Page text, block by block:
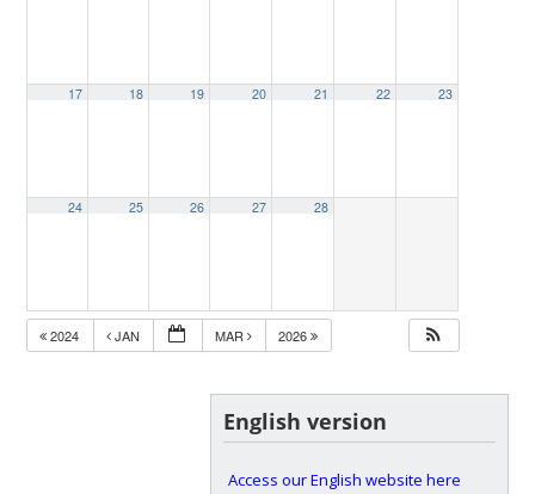
17 18 19 20 21 22 23
24 25 26 27 28
2024 JAN MAR 2026
English version
Access our English website here